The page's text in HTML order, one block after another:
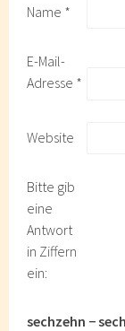
Name *
E-Mail-
Adresse *
Website
Bitte gib
eine
Antwort
in Ziffern
ein:
sechzehn −